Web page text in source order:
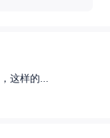
这样的...